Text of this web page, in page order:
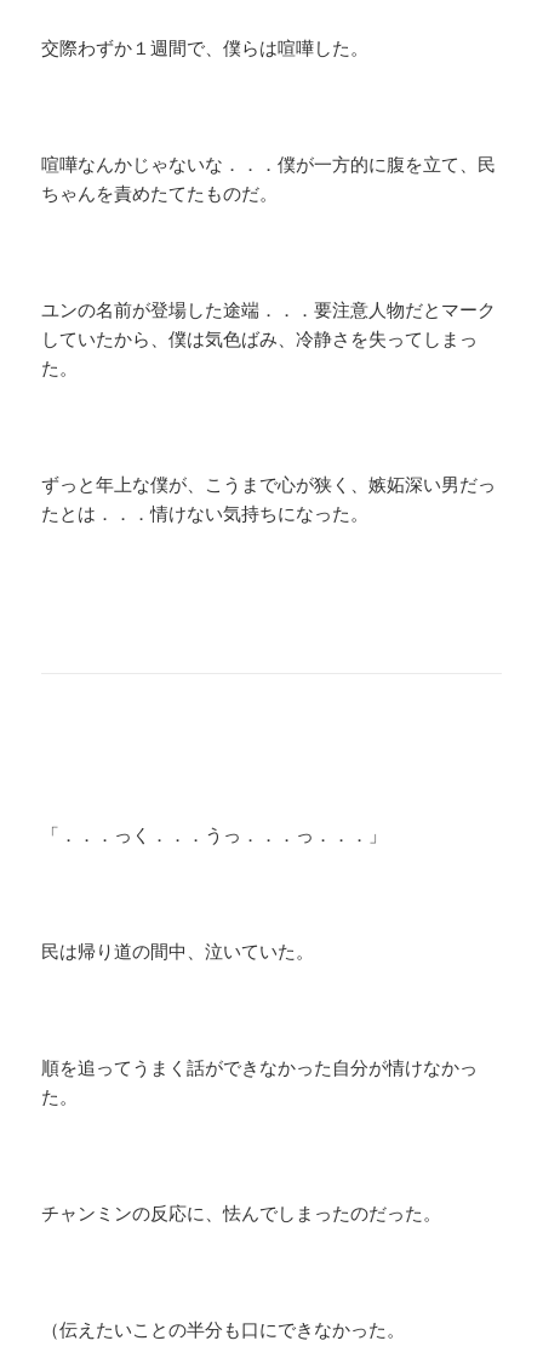
交際わずか１週間で、僕らは喧嘩した。
喧嘩なんかじゃないな．．．僕が一方的に腹を立て、民
ちゃんを責めたてたものだ。
ユンの名前が登場した途端．．．要注意人物だとマーク
していたから、僕は気色ばみ、冷静さを失ってしまっ
た。
ずっと年上な僕が、こうまで心が狭く、嫉妬深い男だっ
たとは．．．情けない気持ちになった。
「．．．っく．．．うっ．．．っ．．．」
民は帰り道の間中、泣いていた。
順を追ってうまく話ができなかった自分が情けなかっ
た。
チャンミンの反応に、怯んでしまったのだった。
（伝えたいことの半分も口にできなかった。